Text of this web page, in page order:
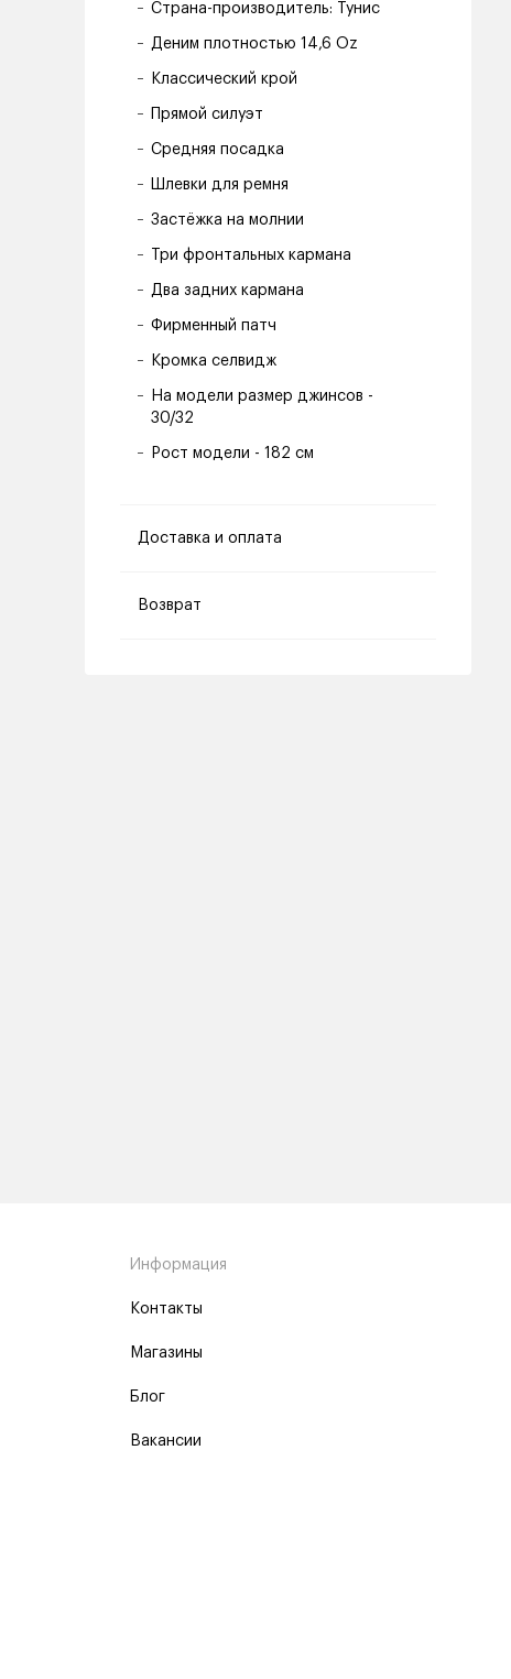
Страна-производитель: Тунис
Деним плотностью 14,6 Oz
Классический крой
Прямой силуэт
Средняя посадка
Шлевки для ремня
Застёжка на молнии
Три фронтальных кармана
Два задних кармана
Фирменный патч
Кромка селвидж
На модели размер джинсов -
30/32
Рост модели - 182 см
Доставка и оплата
Возврат
Информация
Контакты
Магазины
Блог
Вакансии